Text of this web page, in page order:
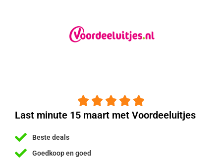
    
Last minute 15 maart met Voordeeluitjes
Beste deals
Goedkoop en goed